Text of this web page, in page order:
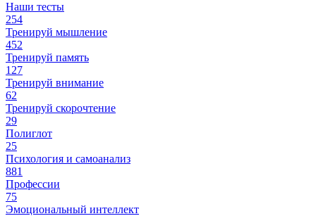
Наши тесты
254
Тренируй мышление
452
Тренируй память
127
Тренируй внимание
62
Тренируй скорочтение
29
Полиглот
25
Психология и самоанализ
881
Профессии
75
Эмоциональный интеллект